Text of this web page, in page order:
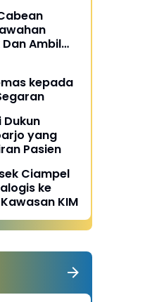
Ambil
kepada
Dukun
yang
Pasien
Ciampel
ke
KIM